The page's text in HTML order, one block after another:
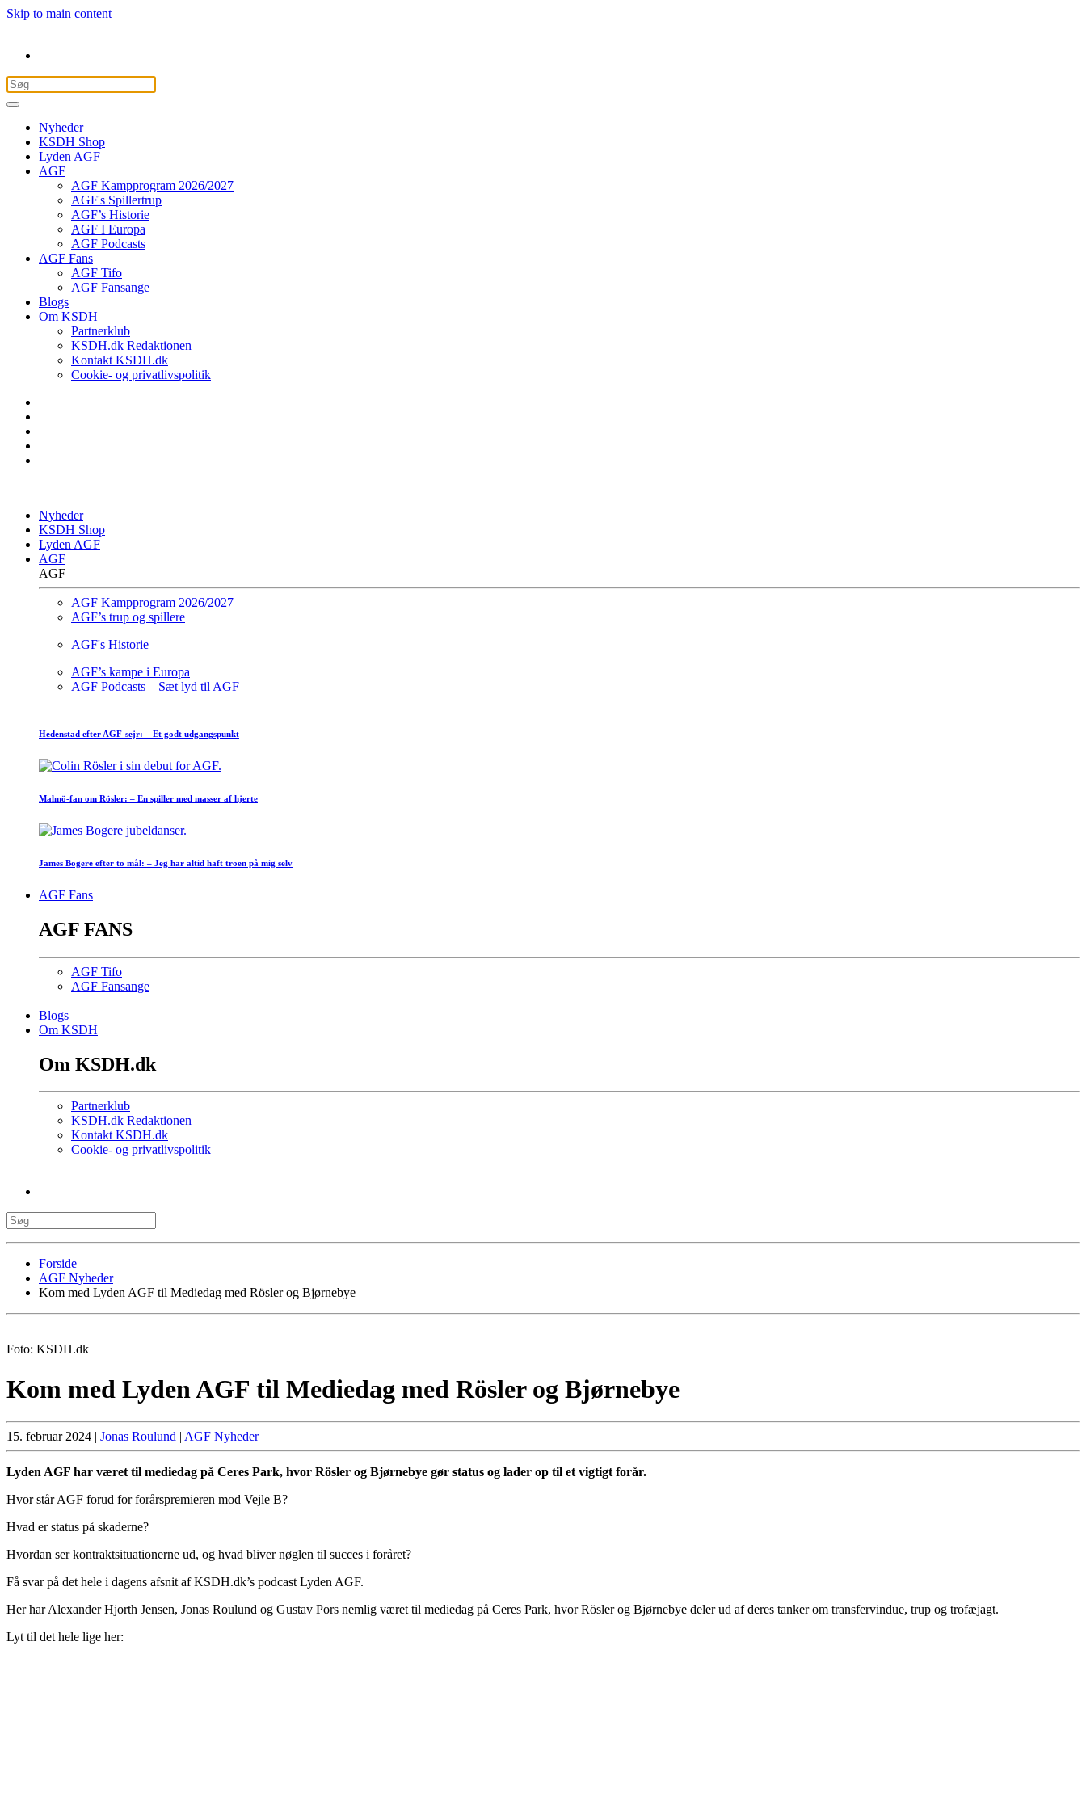
Skip to main content
Nyheder
KSDH Shop
Lyden AGF
AGF
AGF Kampprogram 2026/2027
AGF's Spillertrup
AGF’s Historie
AGF I Europa
AGF Podcasts
AGF Fans
AGF Tifo
AGF Fansange
Blogs
Om KSDH
Partnerklub
KSDH.dk Redaktionen
Kontakt KSDH.dk
Cookie- og privatlivspolitik
Nyheder
KSDH Shop
Lyden AGF
AGF
AGF
AGF Kampprogram 2026/2027
AGF’s trup og spillere
AGF's Historie
AGF’s kampe i Europa
AGF Podcasts – Sæt lyd til AGF
Hedenstad efter AGF-sejr: – Et godt udgangspunkt
Malmö-fan om Rösler: – En spiller med masser af hjerte
James Bogere efter to mål: – Jeg har altid haft troen på mig selv
AGF Fans
AGF FANS
AGF Tifo
AGF Fansange
Blogs
Om KSDH
Om KSDH.dk
Partnerklub
KSDH.dk Redaktionen
Kontakt KSDH.dk
Cookie- og privatlivspolitik
Forside
AGF Nyheder
Kom med Lyden AGF til Mediedag med Rösler og Bjørnebye
Foto: KSDH.dk
Kom med Lyden AGF til Mediedag med Rösler og Bjørnebye
15. februar 2024 | Jonas Roulund | AGF Nyheder
Lyden AGF har været til mediedag på Ceres Park, hvor Rösler og Bjørnebye gør status og lader op til et vigtigt forår.
Hvor står AGF forud for forårspremieren mod Vejle B?
Hvad er status på skaderne?
Hvordan ser kontraktsituationerne ud, og hvad bliver nøglen til succes i foråret?
Få svar på det hele i dagens afsnit af KSDH.dk’s podcast Lyden AGF.
Her har Alexander Hjorth Jensen, Jonas Roulund og Gustav Pors nemlig været til mediedag på Ceres Park, hvor Rösler og Bjørnebye deler ud af deres tanker om transfervindue, trup og trofæjagt.
Lyt til det hele lige her: